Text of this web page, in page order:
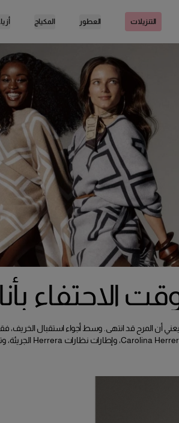
التنزيلات العطور المكياج
الاحتفاء
أن المرح قد انتهى. وسط أجواء استقبال